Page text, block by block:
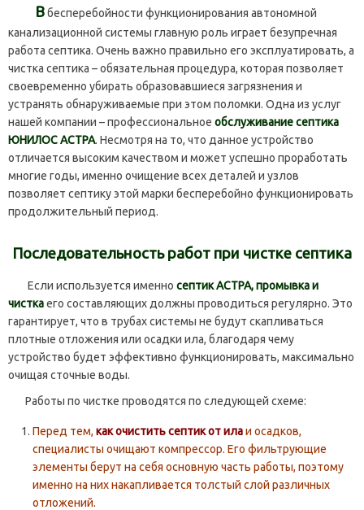
Вбесперебойности функционирования автономной
канализационной системы главную роль играет безупречная
работа септика. Очень важно правильно его эксплуатировать, а
чистка септика – обязательная процедура, которая позволяет
своевременно убирать образовавшиеся загрязнения и
устранять обнаруживаемые при этом поломки. Одна из услуг
нашей компании – профессиональное обслуживание септика
ЮНИЛОС АСТРА. Несмотря на то, что данное устройство
отличается высоким качеством и может успешно проработать
многие годы, именно очищение всех деталей и узлов
позволяет септику этой марки бесперебойно функционировать
продолжительный период.
Последовательность работ при чистке септика
Если используется именно септик АСТРА, промывка и
чисткаего составляющих должны проводиться регулярно. Это
гарантирует, что в трубах системы не будут скапливаться
плотные отложения или осадки ила, благодаря чему
устройство будет эффективно функционировать, максимально
очищая сточные воды.
Работы по чистке проводятся по следующей схеме:
Перед тем, как очистить септик от илаи осадков,
специалисты очищают компрессор. Его фильтрующие
элементы берут на себя основную часть работы, поэтому
именно на них накапливается толстый слой различных
отложений.